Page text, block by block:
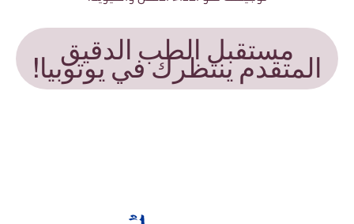
مستقبل الطب الدقيق
المتقدم ينتظرك في يوتوبيا!